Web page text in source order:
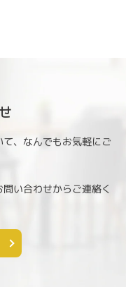
、なんでもお気軽にご
い合わせからご連絡く